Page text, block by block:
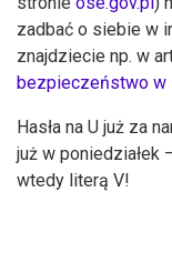
zadbać o siebie w
znajdziecie np. w
bezpieczeństwo w
Hasła na U już za
już w poniedziałek
wtedy literą V!